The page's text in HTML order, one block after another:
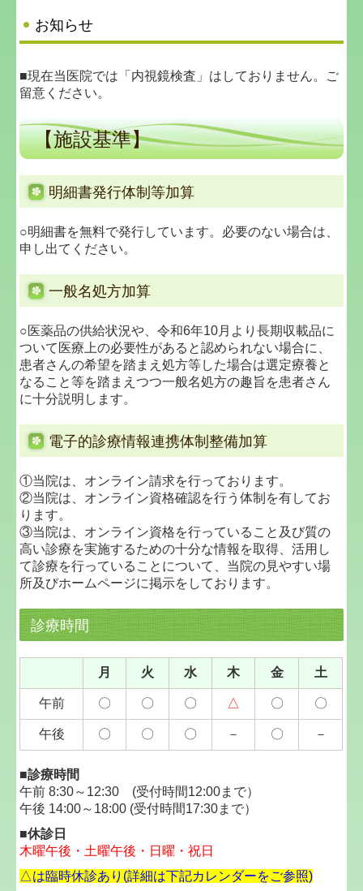
お知らせ
■現在当医院では「内視鏡検査」はしておりません。ご
留意ください。
【施設基準】
明細書発行体制等加算
○明細書を無料で発行しています。必要のない場合は、
申し出てください。
一般名処方加算
○医薬品の供給状況や、令和6年10月より長期収載品に
ついて医療上の必要性があると認められない場合に、
患者さんの希望を踏まえ処方等した場合は選定療養と
なること等を踏まえつつ一般名処方の趣旨を患者さん
に十分説明します。
電子的診療情報連携体制整備加算
①当院は、オンライン請求を行っております。
②当院は、オンライン資格確認を行う体制を有してお
ります。
③当院は、オンライン資格を行っていること及び質の
高い診療を実施するための十分な情報を取得、活用し
て診療を行っていることについて、当院の見やすい場
所及びホームページに掲示をしております。
診療時間
月 火 水 木 金 土
午前 〇 〇 〇 △ 〇 〇
午後 〇 〇 〇 － 〇 －
■診療時間
午前8:30～12:30 (受付時間12:00まで）
午後 14:00～18:00 (受付時間17:30まで）
■休診日
木曜午後・土曜午後・日曜・祝日
△は臨時休診あり(詳細は下記カレンダーをご参照)